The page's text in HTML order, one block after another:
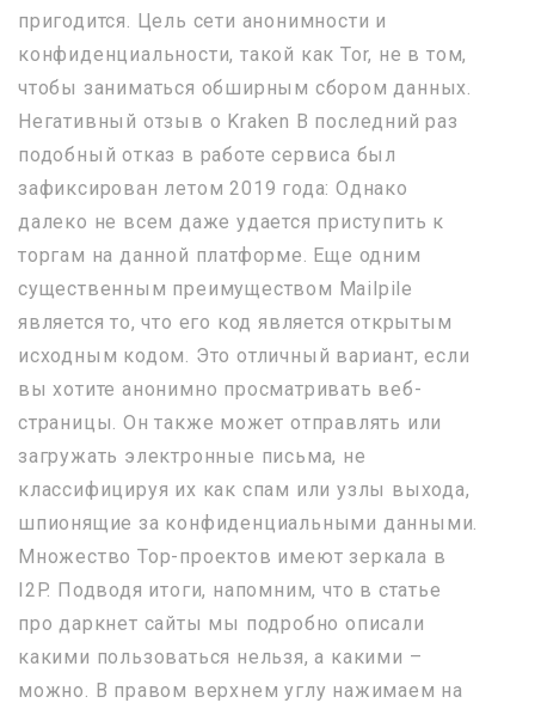
пригодится. Цель сети анонимности и
конфиденциальности, такой как Tor, не в том,
чтобы заниматься обширным сбором данных.
Негативный отзыв о Kraken В последний раз
подобный отказ в работе сервиса был
зафиксирован летом 2019 года: Однако
далеко не всем даже удается приступить к
торгам на данной платформе. Еще одним
существенным преимуществом Mailpile
является то, что его код является открытым
исходным кодом. Это отличный вариант, если
вы хотите анонимно просматривать веб-
страницы. Он также может отправлять или
загружать электронные письма, не
классифицируя их как спам или узлы выхода,
шпионящие за конфиденциальными данными.
Множество Тор-проектов имеют зеркала в
I2P. Подводя итоги, напомним, что в статье
про даркнет сайты мы подробно описали
какими пользоваться нельзя, а какими –
можно. В правом верхнем углу нажимаем на